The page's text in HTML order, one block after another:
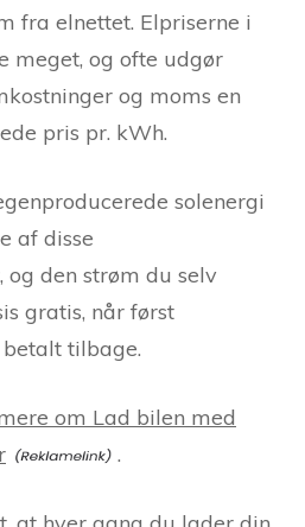
fra elnettet. Elpriserne i
meget, og ofte udgør
og moms en
pris pr. kWh.
solenergi
af disse
og den strøm du selv
gratis, når først
tilbage.
om Lad bilen med
.